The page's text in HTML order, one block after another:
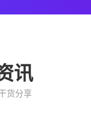
讯
货分享